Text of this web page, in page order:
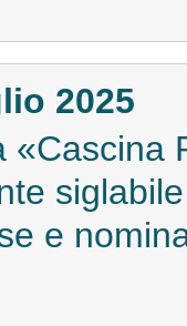
2025
«Cascina
e